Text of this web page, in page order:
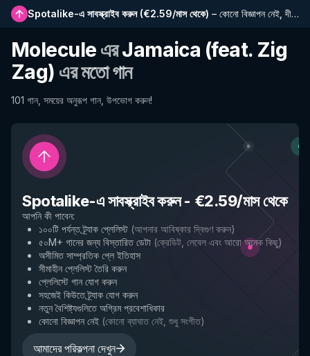
Spotalike-এ সাবস্ক্রাইব করুন(€2.59/মাস থেকে) – কোনো বিজ্ঞাপন নেই, দীর্ঘতর প্লেলিস্ট, সম্পূর্ণ ইতিহাস এবং নতুন বৈশিষ্ট্যে প্রাথমিক প্রবেশাধিকার
Molecule এরJamaica (feat. Zig
Zag) এর মতো গান
101 গান, সময়ের অনুরূপ গান, উপভোগ করুন!
Spotalike-এ সাবস্ক্রাইব করুন- €2.59/মাস থেকে
আপনি কী পাবেন:
১০০টি পর্যন্ত ট্র্যাক প্লেলিস্ট (আপনার আবিষ্কার দ্বিগুণ করুন)
৫০M+ গানের জন্য বিস্তারিত ডেটা (ক্রেডিট, লেবেল এবং আরো অনেক কিছু)
অসীমিত সাম্প্রতিক প্লে ইতিহাস
সীমাহীন প্লেলিস্ট তৈরি করুন
প্লেলিস্টে গান যোগ করুন
সহজেই কিউতে ট্র্যাক যোগ করুন
নতুন বৈশিষ্ট্যগুলিতে অগ্রিম প্রবেশাধিকার
কোনো বিজ্ঞাপন নেই (কোনো ব্যাঘাত নেই, শুধু সংগীত)
আমাদের পরিকল্পনা দেখুন